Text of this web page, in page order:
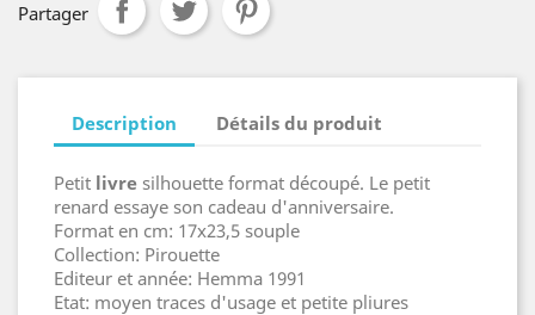
Partager
Description Détails du produit
Petit livre silhouette format découpé. Le petit
renard essaye son cadeau d'anniversaire.
Format en cm: 17x23,5 souple
Collection: Pirouette
Editeur et année: Hemma 1991
Etat: moyen traces d'usage et petite pliures